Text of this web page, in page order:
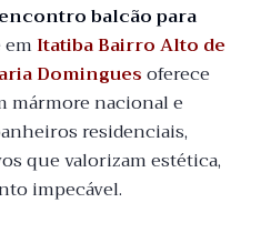
balcão para
em Itatiba Bairro Alto de
Dominguesoferece
mármore nacional e
residenciais,
que valorizam estética,
impecável.